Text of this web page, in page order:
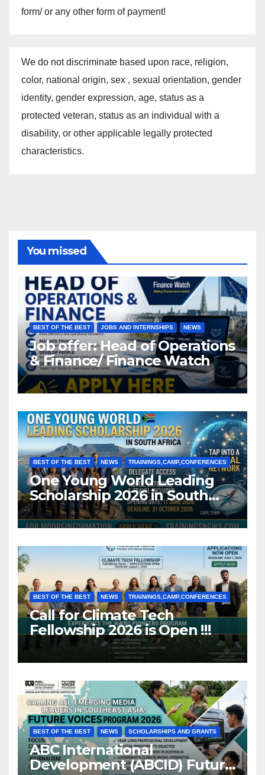
form/ or any other form of payment!
We do not discriminate based upon race, religion,
color, national origin, sex , sexual orientation, gender
identity, gender expression, age, status as a
protected veteran, status as an individual with a
disability, or other applicable legally protected
characteristics.
You missed
BEST OF THE BEST JOBS AND INTERNSHIPS NEWS
Job offer: Head of Operations
& Finance/ Finance Watch
BEST OF THE BEST NEWS TRAININGS,CAMP,CONFERENCES
One Young World Leading
Scholarship 2026 in South
Africa (Fully Funded)
BEST OF THE BEST NEWS TRAININGS,CAMP,CONFERENCES
Call for Climate Tech
Fellowship 2026 is Open !!!
BEST OF THE BEST NEWS SCHOLARSHIPS AND GRANTS
ABC International
Development (ABCID) Future